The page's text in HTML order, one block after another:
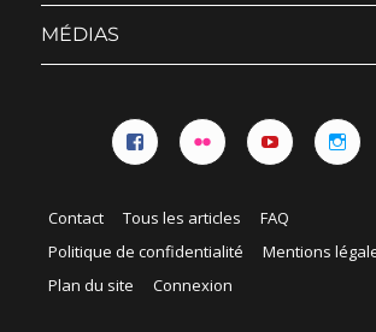
MÉDIAS
Contact Tous les articles
FAQ
Politique de confidentialité
Mentions
Plan du site
Connexion